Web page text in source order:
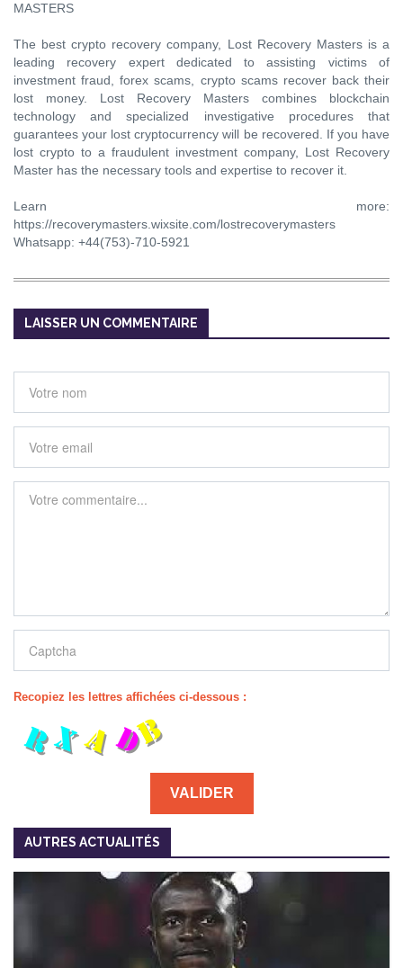
MASTERS
The best crypto recovery company, Lost Recovery Masters is a
leading recovery expert dedicated to assisting victims of
investment fraud, forex scams, crypto scams recover back their
lost money. Lost Recovery Masters combines blockchain
technology and specialized investigative procedures that
guarantees your lost cryptocurrency will be recovered. If you have
lost crypto to a fraudulent investment company, Lost Recovery
Master has the necessary tools and expertise to recover it.
Learn more:
https://recoverymasters.wixsite.com/lostrecoverymasters
Whatsapp: +44(753)-710-5921
LAISSER UN COMMENTAIRE
Recopiez les lettres affichées ci-dessous :
AUTRES ACTUALITÉS